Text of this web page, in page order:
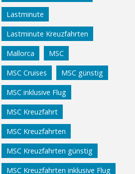
Lastminute
Lastminute Kreuzfahrten
Mallorca MSC
MSC Cruises MSC günstig
MSC inklusive Flug
MSC Kreuzfahrt
MSC Kreuzfahrten
MSC Kreuzfahrten günstig
MSC Kreuzfahrten inklusive Flug